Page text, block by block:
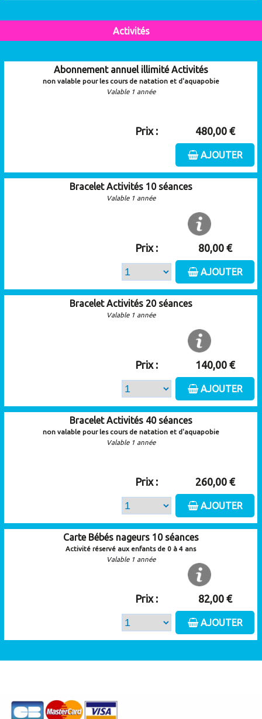
Activités
Abonnement annuel illimité Activités
non valable pour les cours de natation et d'aquapobie
Valable 1 année
Prix : 480,00 €
AJOUTER
Bracelet Activités 10 séances
Valable 1 année
Prix : 80,00 €
AJOUTER
Bracelet Activités 20 séances
Valable 1 année
Prix : 140,00 €
AJOUTER
Bracelet Activités 40 séances
non valable pour les cours de natation et d'aquapobie
Valable 1 année
Prix : 260,00 €
AJOUTER
Carte Bébés nageurs 10 séances
Activité réservé aux enfants de 0 à 4 ans
Valable 1 année
Prix : 82,00 €
AJOUTER